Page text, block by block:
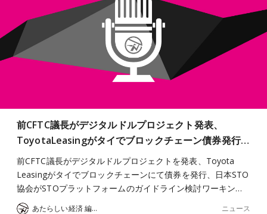
前CFTC議長がデジタルドルプロジェクト発表、
ToyotaLeasingがタイでブロックチェーン債券発行…
前CFTC議長がデジタルドルプロジェクトを発表、Toyota
Leasingがタイでブロックチェーンにて債券を発行、日本STO
協会がSTOプラットフォームのガイドライン検討ワーキン…
あたらしい経済 編集部 ニュース